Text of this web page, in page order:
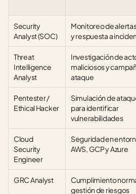
Security
Analyst (SOC)
Monitoreo de
y respuesta a
Threat
Intelligence
Analyst
Investigación de
maliciosos y
ataque
Pentester /
Ethical Hacker
Simulación de
para identificar
vulnerabilidades
Cloud
Security
Engineer
Seguridad en
AWS, GCP y Azure
GRC Analyst
Cumplimiento
gestión de riesgos